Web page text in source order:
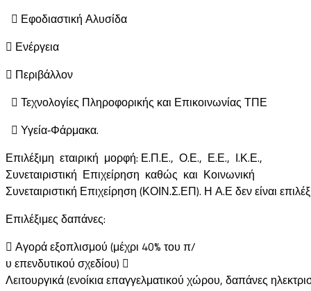
 Εφοδιαστική Αλυσίδα
 Ενέργεια
 Περιβάλλον
 Τεχνολογίες Πληροφορικής και Επικοινωνίας ΤΠΕ
 Υγεία‐Φάρμακα.
Επιλέξιμη εταιρική μορφή: Ε.Π.Ε., Ο.Ε., Ε.Ε., Ι.Κ.Ε.,
Συνεταιριστική Επιχείρηση καθώς και Κοινωνική
Συνεταιριστική Επιχείρηση (ΚΟΙΝ.Σ.ΕΠ). Η Α.Ε δεν είναι
Επιλέξιμες δαπάνες:
 Αγορά εξοπλισμού (μέχρι 40% του π/
υ επενδυτικού σχεδίου) 
Λειτουργικά (ενοίκια επαγγελματικού χώρου, δαπάνες